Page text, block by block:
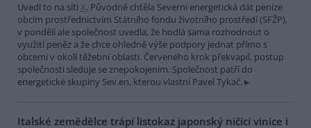
Uvedl to na síti X. Původně chtěla Severní energetická dát peníze
obcím prostřednictvím Státního fondu životního prostředí (SFŽP),
v pondělí ale společnost uvedla, že hodlá sama rozhodnout o
využití peněz a že chce ohledně výše podpory jednat přímo s
obcemi v okolí těžební oblasti. Červeného krok překvapil, postup
společnosti sleduje se znepokojením. Společnost patří do
energetické skupiny Sev.en, kterou vlastní Pavel Tykač.
Italské zemědělce trápí listokaz japonský ničící vinice i